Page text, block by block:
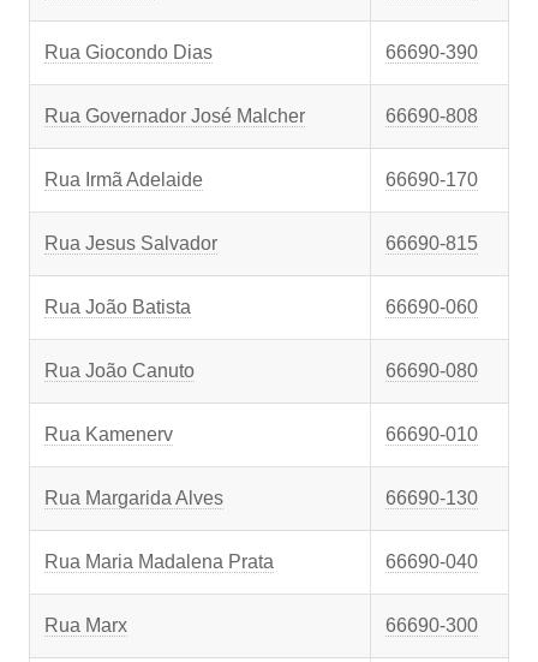
Rua Giocondo Dias 66690-390
Rua Governador José Malcher 66690-808
Rua Irmã Adelaide 66690-170
Rua Jesus Salvador 66690-815
Rua João Batista 66690-060
Rua João Canuto 66690-080
Rua Kamenerv 66690-010
Rua Margarida Alves 66690-130
Rua Maria Madalena Prata 66690-040
Rua Marx 66690-300